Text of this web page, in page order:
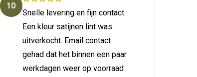
10
Snelle levering en fijn contact.
Een kleur satijnen lint was
uitverkocht. Email contact
gehad dat het binnen een paar
werkdagen weer op voorraad